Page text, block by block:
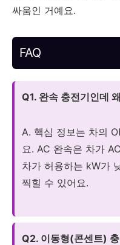
싸움인 거예요.
FAQ
Q1. 완속 충전기인데
A. 핵심 정보는 차의
요. AC 완속은 차가
차가 허용하는 kW가
찍힐 수 있어요.
Q2. 이동형(콘센트)